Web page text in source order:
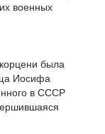
военных
была
Иосифа
в СССР